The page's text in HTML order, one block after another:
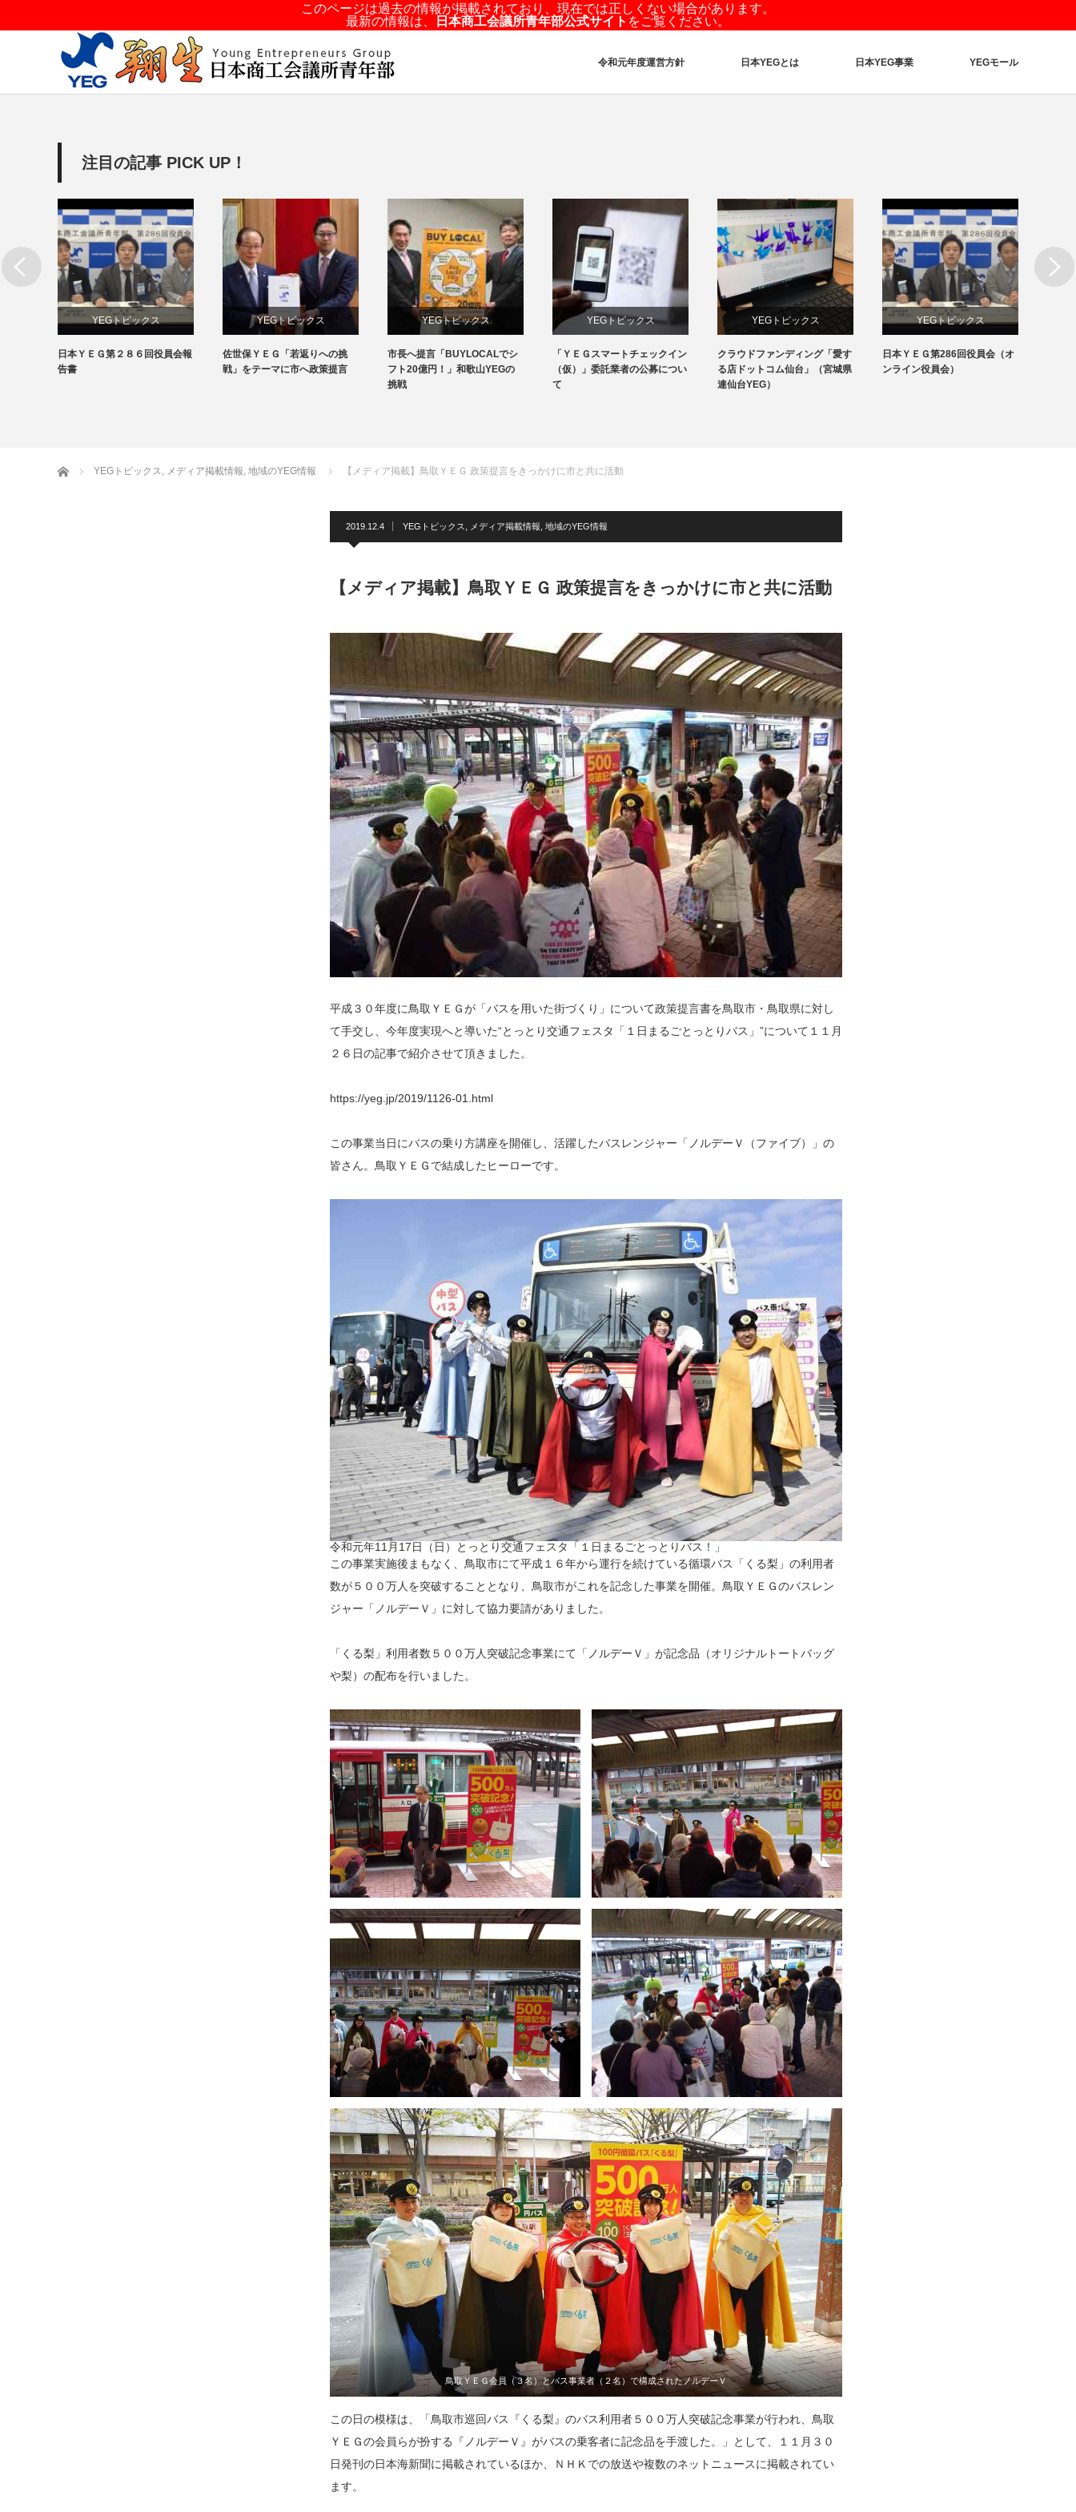
このページは過去の情報が掲載されており、現在では正しくない場合があります。
最新の情報は、
日本商工会議所青年部公式サイト をご覧ください。
令和元年度運営方針 日本YEGとは 日本YEG事業 YEGモール
注目の記事 PICK UP！
YEGトピックス
日本YEG事業
日本ＹＥＧ第２８６回役員会報
告書
YEGトピックス
メディア掲載情報
佐世保ＹＥＧ「若返りへの挑
戦」をテーマに市へ政策提言
YEGトピックス
メディア掲載情報
市長へ提言「BUYLOCALでシ
フト20億円！」和歌山YEGの
挑戦
YEGトピックス
日本YEG事業
「ＹＥＧスマートチェックイン
（仮）」委託業者の公募につい
て
YEGトピックス
メディア掲載情報
クラウドファンディング「愛す
る店ドットコム仙台」（宮城県
連仙台YEG）
YEGトピックス
日本YEG事業
日本ＹＥＧ第286回役員会（オ
ンライン役員会）
Next
ホーム YEGトピックス, メディア掲載情報, 地域のYEG情報 【メディア掲載】鳥取ＹＥＧ 政策提言をきっかけに市と共に活動
2019.12.4 YEGトピックス メディア掲載情報 地域のYEG情報
【メディア掲載】鳥取ＹＥＧ 政策提言をきっかけに市と共に活動
平成３０年度に鳥取ＹＥＧが「バスを用いた街づくり」について政策提言書を鳥取市・鳥取県に対し
て手交し、今年度実現へと導いた“とっとり交通フェスタ「１日まるごとっとりバス」”について１１月
２６日の記事で紹介させて頂きました。
https://yeg.jp/2019/1126-01.html
この事業当日にバスの乗り方講座を開催し、活躍したバスレンジャー「ノルデーＶ（ファイブ）」の
皆さん。鳥取ＹＥＧで結成したヒーローです。
令和元年11月17日（日）とっとり交通フェスタ「１日まるごとっとりバス！」
この事業実施後まもなく、鳥取市にて平成１６年から運行を続けている循環バス「くる梨」の利用者
数が５００万人を突破することとなり、鳥取市がこれを記念した事業を開催。鳥取ＹＥＧのバスレン
ジャー「ノルデーＶ」に対して協力要請がありました。
「くる梨」利用者数５００万人突破記念事業にて「ノルデーＶ」が記念品（オリジナルトートバッグ
や梨）の配布を行いました。
鳥取ＹＥＧ会員（３名）とバス事業者（２名）で構成されたノルデーＶ
この日の模様は、「鳥取市巡回バス『くる梨』のバス利用者５００万人突破記念事業が行われ、鳥取
ＹＥＧの会員らが扮する『ノルデーＶ』がバスの乗客者に記念品を手渡した。」として、１１月３０
日発刊の日本海新聞に掲載されているほか、ＮＨＫでの放送や複数のネットニュースに掲載されてい
ます。